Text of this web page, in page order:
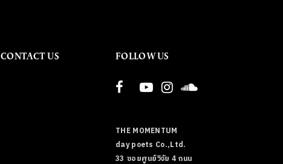
CONTACT US FOLLOW US
THE MOMENTUM
day poets Co.,Ltd.
33 ซอยศูนย์วิจัย 4 ถนน